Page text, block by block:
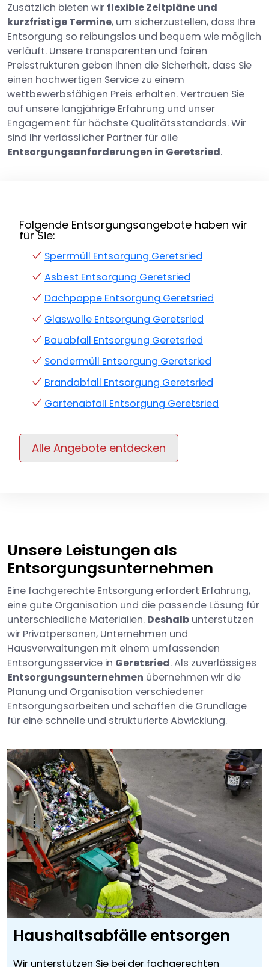
Zusätzlich bieten wir flexible Zeitpläne und
kurzfristige Termine, um sicherzustellen, dass Ihre
Entsorgung so reibungslos und bequem wie möglich
verläuft. Unsere transparenten und fairen
Preisstrukturen geben Ihnen die Sicherheit, dass Sie
einen hochwertigen Service zu einem
wettbewerbsfähigen Preis erhalten. Vertrauen Sie
auf unsere langjährige Erfahrung und unser
Engagement für höchste Qualitätsstandards. Wir
sind Ihr verlässlicher Partner für alle
Entsorgungsanforderungen in Geretsried.
Folgende Entsorgungsangebote haben wir
für Sie:
Sperrmüll Entsorgung Geretsried
Asbest Entsorgung Geretsried
Dachpappe Entsorgung Geretsried
Glaswolle Entsorgung Geretsried
Bauabfall Entsorgung Geretsried
Sondermüll Entsorgung Geretsried
Brandabfall Entsorgung Geretsried
Gartenabfall Entsorgung Geretsried
Alle Angebote entdecken
Unsere Leistungen als
Entsorgungsunternehmen
Eine fachgerechte Entsorgung erfordert Erfahrung,
eine gute Organisation und die passende Lösung für
unterschiedliche Materialien. Deshalb unterstützen
wir Privatpersonen, Unternehmen und
Hausverwaltungen mit einem umfassenden
Entsorgungsservice in Geretsried. Als zuverlässiges
Entsorgungsunternehmen übernehmen wir die
Planung und Organisation verschiedener
Entsorgungsarbeiten und schaffen die Grundlage
für eine schnelle und strukturierte Abwicklung.
Haushaltsabfälle entsorgen
Wir unterstützen Sie bei der fachgerechten